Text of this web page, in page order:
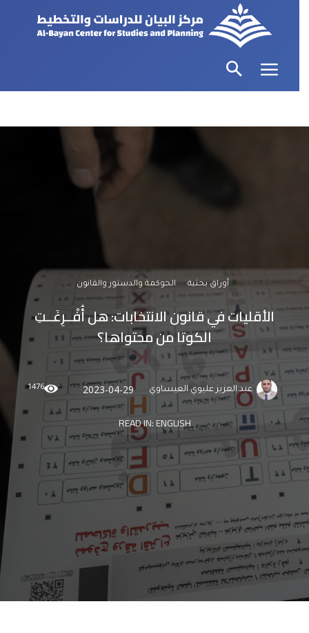
أوراق بحثية الحوكمة والدستور والقانون
الأقليات في قانون الانتخابات: هل أُفْــرِغَــتِ
الكوتا من محتواها؟
عبد العزيز عليوي العيساوي 2023-04-29
1476
READ IN:ENGLISH